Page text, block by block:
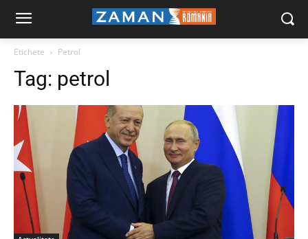
Etichete Petrol
Tag: petrol